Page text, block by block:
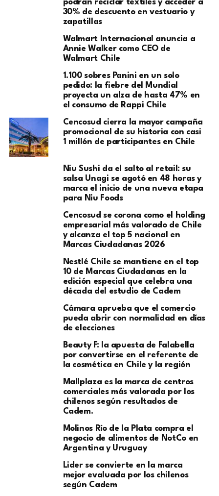
podrán reciclar textiles y acceder a
30% de descuento en vestuario y
zapatillas
Walmart Internacional anuncia a
Annie Walker como CEO de
Walmart Chile
1.100 sobres Panini en un solo
pedido: la fiebre del Mundial
proyecta un alza de hasta 47% en
el consumo de Rappi Chile
Cencosud cierra la mayor campaña
promocional de su historia con casi
1 millón de participantes en Chile
Niu Sushi da el salto al retail: su
salsa Unagi se agotó en 48 horas y
marca el inicio de una nueva etapa
para Niu Foods
Cencosud se corona como el holding
empresarial más valorado de Chile
y alcanza el top 5 nacional en
Marcas Ciudadanas 2026
Nestlé Chile se mantiene en el top
10 de Marcas Ciudadanas en la
edición especial que celebra una
década del estudio de Cadem
Cámara aprueba que el comercio
pueda abrir con normalidad en días
de elecciones
Beauty F: la apuesta de Falabella
por convertirse en el referente de
la cosmética en Chile y la región
Mallplaza es la marca de centros
comerciales más valorada por los
chilenos según resultados de
Cadem.
Molinos Río de la Plata compra el
negocio de alimentos de NotCo en
Argentina y Uruguay
Lider se convierte en la marca
mejor evaluada por los chilenos
según Cadem